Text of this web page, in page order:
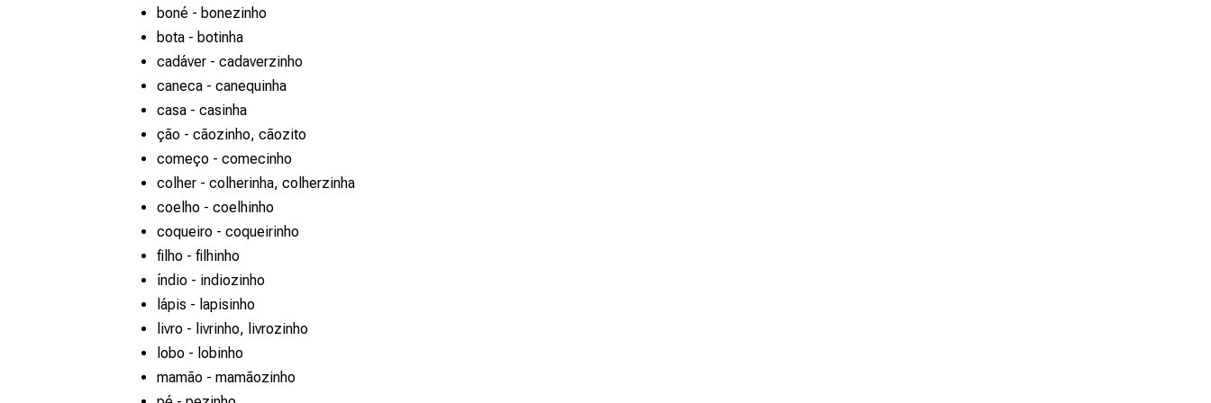
boné - bonezinho
bota - botinha
cadáver - cadaverzinho
caneca - canequinha
casa - casinha
ção - cãozinho, cãozito
começo - comecinho
colher - colherinha, colherzinha
coelho - coelhinho
coqueiro - coqueirinho
filho - filhinho
índio - indiozinho
lápis - lapisinho
livro - livrinho, livrozinho
lobo - lobinho
mamão - mamãozinho